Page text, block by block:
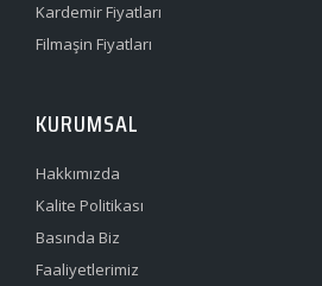
Kardemir Fiyatları
Filmaşin Fiyatları
KURUMSAL
Hakkımızda
Kalite Politikası
Basında Biz
Faaliyetlerimiz